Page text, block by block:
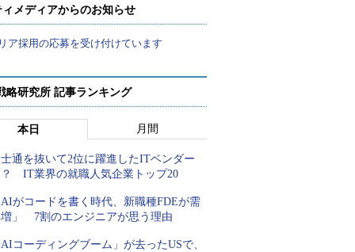
メディアからのお知らせ
ア採用の応募を受け付けています
略研究所 記事ランキング
本日 月間
通を抜いて2位に躍進したITベンダー
IT業界の就職人気企業トップ20
がコードを書く時代、新職種FDEが需
」 7割のエンジニアが思う理由
コーディングブーム」が去ったUSで、